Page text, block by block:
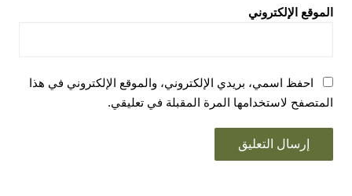
الموقع الإلكتروني
احفظ اسمي، بريدي الإلكتروني، والموقع الإلكتروني في هذا
المتصفح لاستخدامها المرة المقبلة في تعليقي.